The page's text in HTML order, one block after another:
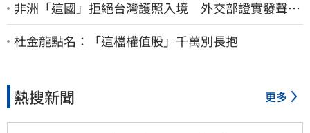
非洲「這國」拒絕台灣護照入境 外交部證實發聲
了：持續交涉聯繫
杜金龍點名：「這檔權值股」千萬別長抱
熱搜新聞 更多